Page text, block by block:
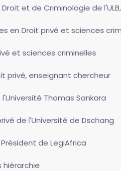
et de Criminologie de
en Droit privé et sciences
et sciences criminelles
privé, enseignant chercheur
Thomas Sankara
de l'Université de Dschang
de LegiAfrica
hiérarchie